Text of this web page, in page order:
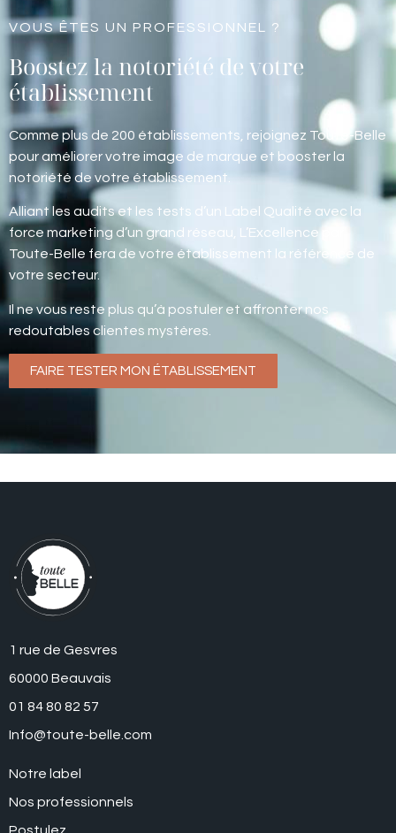
VOUS ÊTES UN PROFESSIONNEL ?
Boostez la notoriété de votre
établissement
Comme plus de 200 établissements, rejoignez Toute-Belle
pour améliorer votre image de marque et booster la
notoriété de votre établissement.
Alliant les audits et les tests d’un Label Qualité avec la
force marketing d’un grand réseau, L’Excellence par
Toute-Belle fera de votre établissement la référence de
votre secteur.
Il ne vous reste plus qu’à postuler et affronter nos
redoutables clientes mystères.
FAIRE TESTER MON ÉTABLISSEMENT
1 rue de Gesvres
60000 Beauvais
01 84 80 82 57
Info@toute-belle.com
Notre label
Nos professionnels